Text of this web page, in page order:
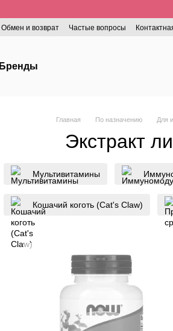
Обмен и возврат Частые вопросы
Бренды
Главная По назначению Для
Экстракт
Мультивитамины
Кошачий коготь (Cat's Claw)